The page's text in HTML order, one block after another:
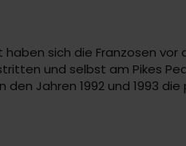
sich die Franzosen vor
und selbst am Pikes
Jahren 1992 und 1993